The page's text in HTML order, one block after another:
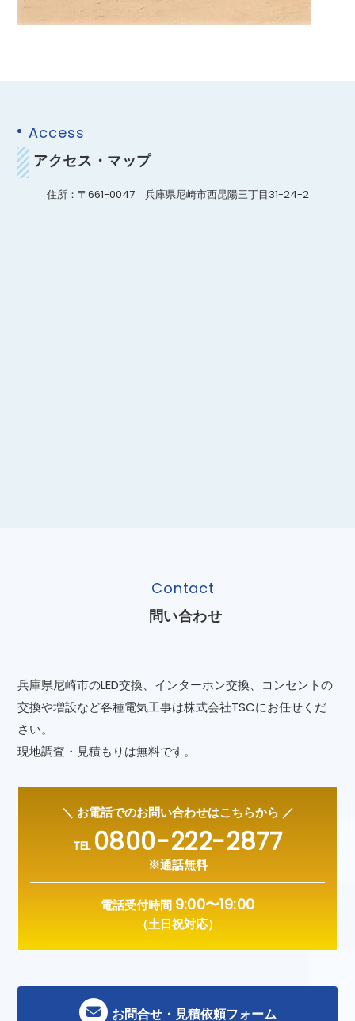
Access
アクセス・マップ
住所：〒661-0047 兵庫県尼崎市西昆陽三丁目31-24-2
Contact
問い合わせ
兵庫県尼崎市のLED交換、インターホン交換、コンセントの
交換や増設など各種電気工事は株式会社TSCにお任せくだ
さい。
現地調査・見積もりは無料です。
＼ お電話でのお問い合わせはこちらから ／
TEL 0800-222-2877
※通話無料
電話受付時間 9:00〜19:00
（土日祝対応）
お問合せ・見積依頼フォーム